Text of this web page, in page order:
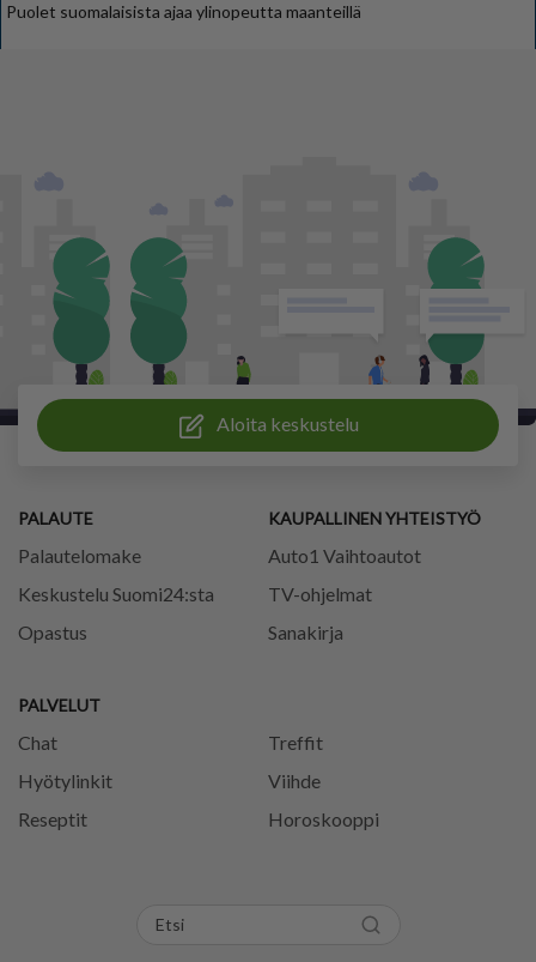
Puolet suomalaisista ajaa ylinopeutta maanteillä
Aloita keskustelu
PALAUTE
Palautelomake
Keskustelu Suomi24:sta
Opastus
PALVELUT
Chat
Treffit
Hyötylinkit
Viihde
Reseptit
Horoskooppi
KAUPALLINEN YHTEISTYÖ
Auto1 Vaihtoautot
TV-ohjelmat
Sanakirja